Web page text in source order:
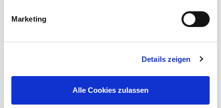
Marketing
Details zeigen
Alle Cookies zulassen
CORDIAL DESIGN CABLES